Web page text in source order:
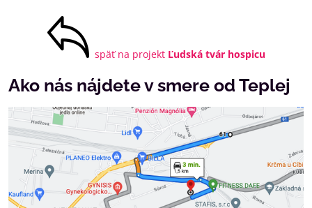
späť na projekt Ľudská tvár hospicu
Ako nás nájdete v smere od Teplej